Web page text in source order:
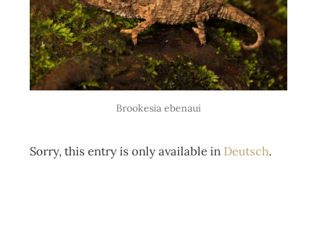
Brookesia ebenaui
Sorry, this entry is only available in Deutsch.